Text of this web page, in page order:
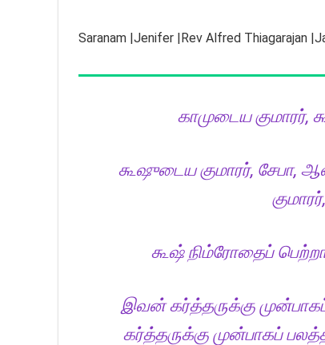
Saranam |Jenifer |Rev Alfred Thiagarajan
காமுடைய குமாரர்,
கூஷுடைய குமாரர், சேபா,
கூஷ் நிம்ரோதைப்
இவன் கர்த்தருக்கு
கர்த்தருக்கு முன்பாகப்